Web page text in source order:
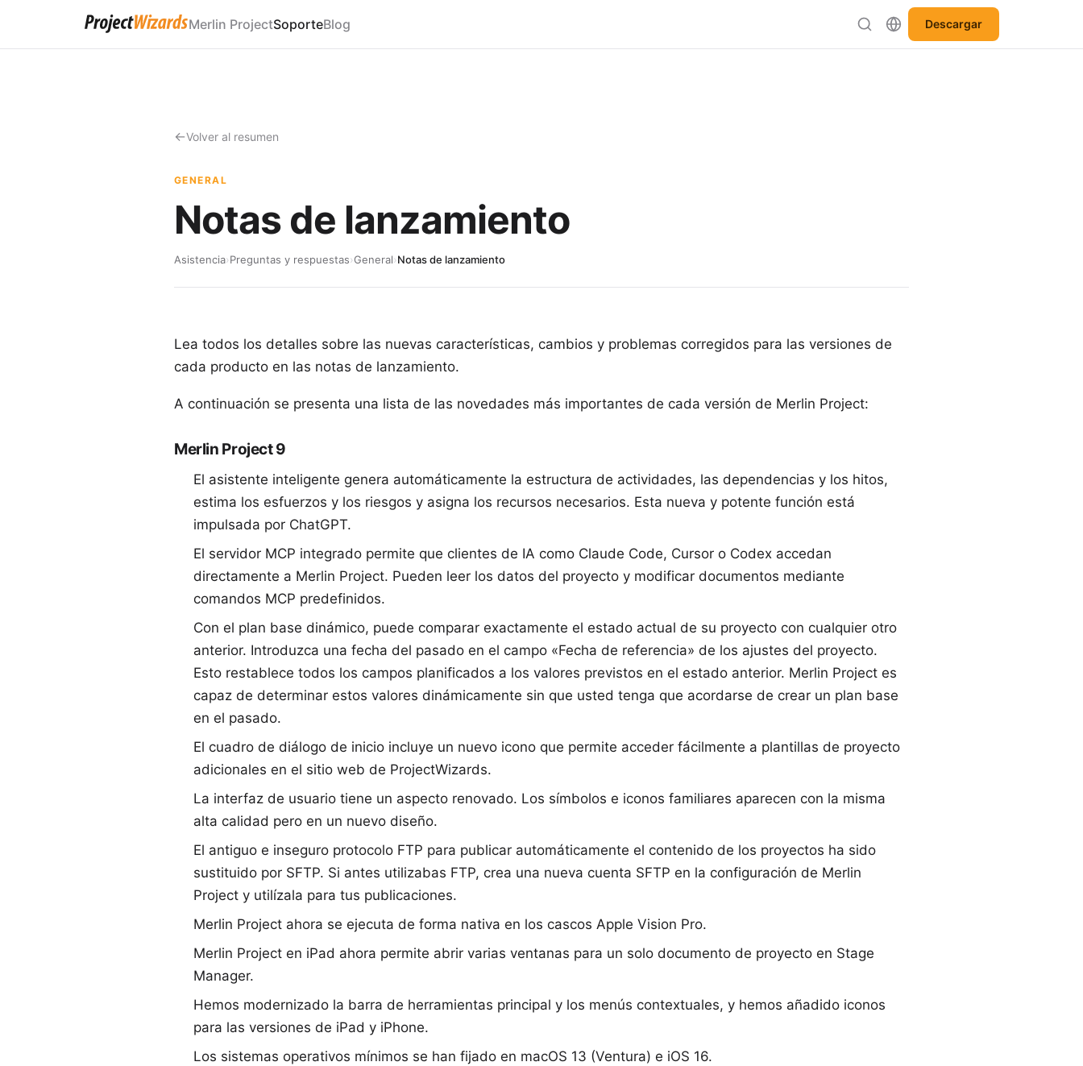
Merlin ProjectSoporteBlog Descargar
Volver al resumen
GENERAL
Notas de lanzamiento
Asistencia›Preguntas y respuestas›General›Notas de lanzamiento
Lea todos los detalles sobre las nuevas características, cambios y problemas corregidos para las versiones de
cada producto en las notas de lanzamiento.
A continuación se presenta una lista de las novedades más importantes de cada versión de Merlin Project:
Merlin Project 9
El asistente inteligente genera automáticamente la estructura de actividades, las dependencias y los hitos,
estima los esfuerzos y los riesgos y asigna los recursos necesarios. Esta nueva y potente función está
impulsada por ChatGPT.
El servidor MCP integrado permite que clientes de IA como Claude Code, Cursor o Codex accedan
directamente a Merlin Project. Pueden leer los datos del proyecto y modificar documentos mediante
comandos MCP predefinidos.
Con el plan base dinámico, puede comparar exactamente el estado actual de su proyecto con cualquier otro
anterior. Introduzca una fecha del pasado en el campo «Fecha de referencia» de los ajustes del proyecto.
Esto restablece todos los campos planificados a los valores previstos en el estado anterior. Merlin Project es
capaz de determinar estos valores dinámicamente sin que usted tenga que acordarse de crear un plan base
en el pasado.
El cuadro de diálogo de inicio incluye un nuevo icono que permite acceder fácilmente a plantillas de proyecto
adicionales en el sitio web de ProjectWizards.
La interfaz de usuario tiene un aspecto renovado. Los símbolos e iconos familiares aparecen con la misma
alta calidad pero en un nuevo diseño.
El antiguo e inseguro protocolo FTP para publicar automáticamente el contenido de los proyectos ha sido
sustituido por SFTP. Si antes utilizabas FTP, crea una nueva cuenta SFTP en la configuración de Merlin
Project y utilízala para tus publicaciones.
Merlin Project ahora se ejecuta de forma nativa en los cascos Apple Vision Pro.
Merlin Project en iPad ahora permite abrir varias ventanas para un solo documento de proyecto en Stage
Manager.
Hemos modernizado la barra de herramientas principal y los menús contextuales, y hemos añadido iconos
para las versiones de iPad y iPhone.
Los sistemas operativos mínimos se han fijado en macOS 13 (Ventura) e iOS 16.